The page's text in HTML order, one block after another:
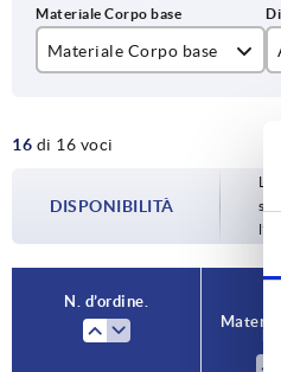
Materiale Corpo base
16 di 16 voci
DISPONIBILITÀ
La
N. d’ordine.